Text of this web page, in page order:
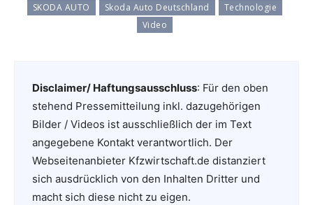
SKODA AUTO
Skoda Auto Deutschland
Technologie
Video
Disclaimer/ Haftungsausschluss: Für den oben
stehend Pressemitteilung inkl. dazugehörigen
Bilder / Videos ist ausschließlich der im Text
angegebene Kontakt verantwortlich. Der
Webseitenanbieter Kfzwirtschaft.de distanziert
sich ausdrücklich von den Inhalten Dritter und
macht sich diese nicht zu eigen.